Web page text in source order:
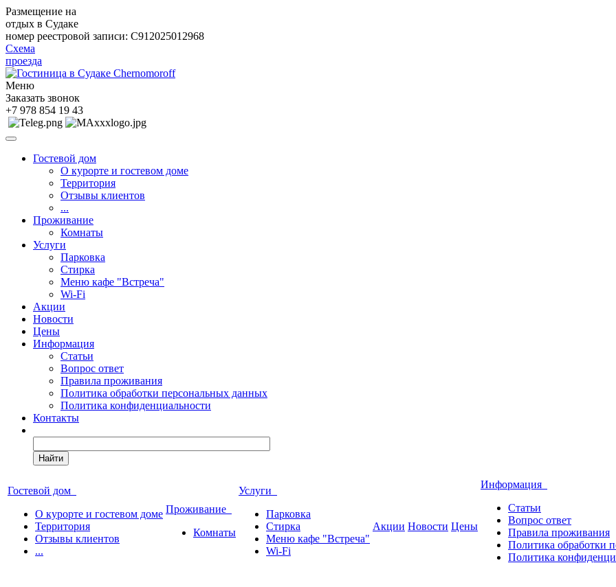
Размещение на
отдых в Судаке
номер реестровой записи: C912025012968
Схема
проезда
Меню
Заказать звонок
+7 978 854 19 43
Гостевой дом
О курорте и гостевом доме
Территория
Отзывы клиентов
...
Проживание
Комнаты
Услуги
Парковка
Стирка
Меню кафе "Встреча"
Wi-Fi
Акции
Новости
Цены
Информация
Статьи
Вопрос ответ
Правила проживания
Политика обработки персональных данных
Политика конфиденциальности
Контакты
Найти
Гостевой дом
О курорте и гостевом доме
Территория
Отзывы клиентов
...
Проживание
Комнаты
Услуги
Парковка
Стирка
Меню кафе "Встреча"
Wi-Fi
Акции Новости Цены
Информация
Статьи
Вопрос ответ
Правила проживания
Политика обработки
Политика